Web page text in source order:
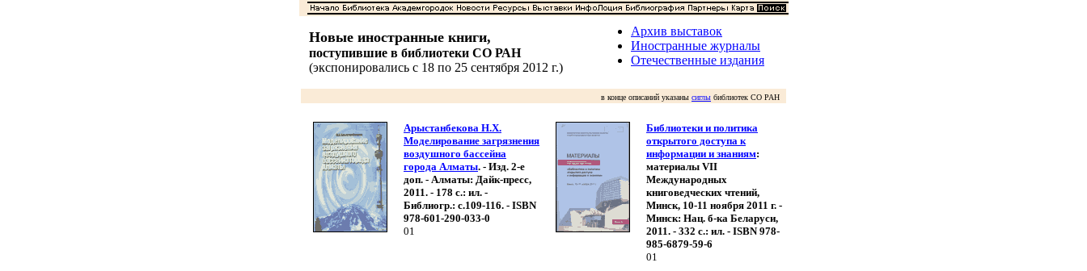
Новые иностранные книги,
поступившие в библиотеки СО РАН
(экспонировались с 18 по 25 сентября 2012 г.)
Архив выставок
Иностранные журналы
Отечественные издания
в конце описаний указаны сиглы библиотек СО РАН
Арыстанбекова Н.Х.
Моделирование загрязнения
воздушного бассейна
города Алматы. - Изд. 2-е
доп. - Алматы: Дайк-пресс,
2011. - 178 с.: ил. -
Библиогр.: с.109-116. - ISBN
978-601-290-033-0
01
Библиотеки и политика
открытого доступа к
информации и знаниям:
материалы VII
Международных
книговедческих чтений,
Минск, 10-11 ноября 2011 г. -
Минск: Нац. б-ка Беларуси,
2011. - 332 с.: ил. - ISBN 978-
985-6879-59-6
01